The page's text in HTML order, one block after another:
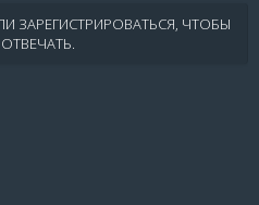
ЗАРЕГИСТРИРОВАТЬСЯ, ЧТОБЫ